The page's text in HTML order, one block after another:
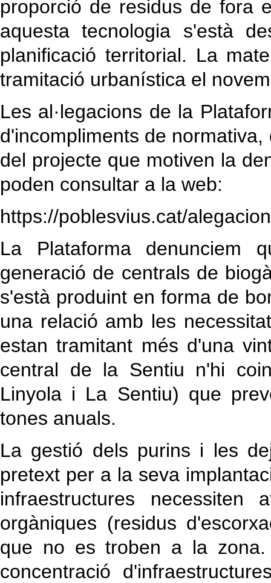
proporció de residus de fora
aquesta tecnologia s'està
planificació territorial. La
tramitació urbanística el
Les al·legacions de la
d'incompliments de
del projecte que motiven la
poden consultar a la web:
https://poblesvius.cat/
La Plataforma denunciem
generació de centrals de
s'està produint en forma de
una relació amb les
estan tramitant més d'una
central de la Sentiu n'hi
Linyola i La Sentiu) que
tones anuals.
La gestió dels purins i les
pretext per a la seva
infraestructures
orgàniques (residus
que no es troben a la
concentració